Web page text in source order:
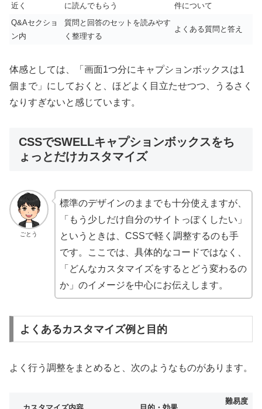
近く
に読んでもらう
件について
Q&Aセクショ
ン内
質問と回答のセットを読みやす
く整理する
よくある質問と答え
体感としては、「画面1つ分にキャプションボックスは1
個まで」にしておくと、ほどよく目立たせつつ、うるさく
なりすぎないと感じています。
CSSでSWELLキャプションボックスをち
ょっとだけカスタマイズ
ごとう
標準のデザインのままでも十分使えますが、
「もう少しだけ自分のサイトっぽくしたい」
というときは、CSSで軽く調整するのも手
です。ここでは、具体的なコードではなく、
「どんなカスタマイズをするとどう変わるの
か」のイメージを中心にお伝えします。
よくあるカスタマイズ例と目的
よく行う調整をまとめると、次のようなものがあります。
難易度